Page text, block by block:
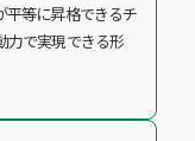
平等に昇格できるチ
力で実現できる形